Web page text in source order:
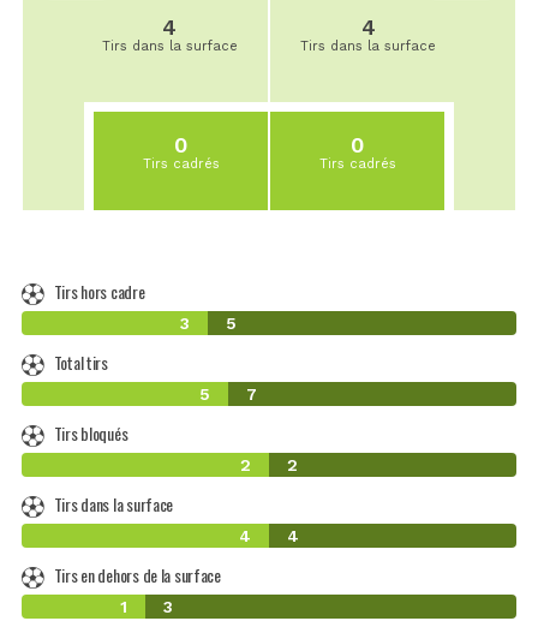
4
Tirs dans la surface
0
Tirs cadrés
4
Tirs dans la surface
0
Tirs cadrés
Tirs hors cadre
3 5
Total tirs
5 7
Tirs bloqués
2 2
Tirs dans la surface
4 4
Tirs en dehors de la surface
1 3